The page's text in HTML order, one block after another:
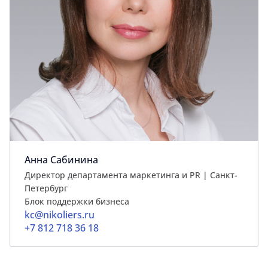
Анна Сабинина
Директор департамента маркетинга и PR | Cанкт-
Петербург
Блок поддержки бизнеса
kc@nikoliers.ru
+7 812 718 36 18